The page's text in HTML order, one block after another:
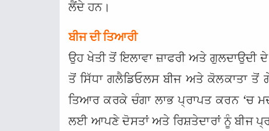
ਲੈਂਦੇ ਹਨ।
ਬੀਜ ਦੀ ਤਿਆਰੀ
ਉਹ ਖੇਤੀ ਤੋਂ ਇਲਾਵਾ ਜ਼ਾਫਰੀ ਅਤੇ
ਤੋਂ ਸਿੱਧਾ ਗਲੈਡਿਓਲਸ ਬੀਜ ਅਤੇ ਕੋਲਕਾਤਾ ਤੋਂ
ਤਿਆਰ ਕਰਕੇ ਚੰਗਾ ਲਾਭ ਪ੍ਰਾਪਤ ਕਰਨ ‘ਚ
ਲਈ ਆਪਣੇ ਦੋਸਤਾਂ ਅਤੇ ਰਿਸ਼ਤੇਦਾਰਾਂ ਨੂੰ ਬੀਜ